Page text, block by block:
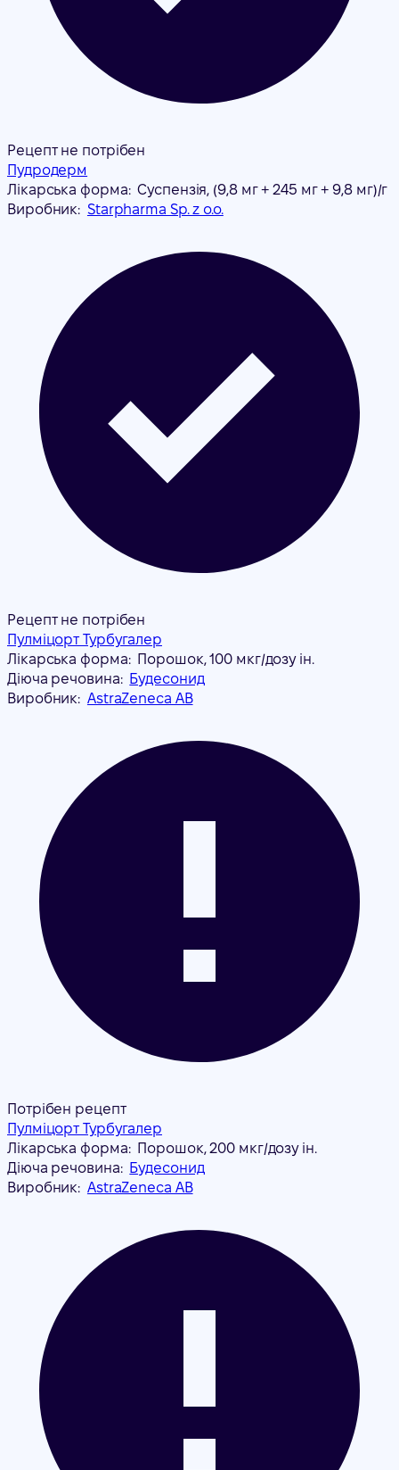
Рецепт не потрібен
Пудродерм
Лікарська форма: Суспензія, (9,8 мг + 245 мг + 9,8 мг)/г
Виробник: Starpharma Sp. z o.o.
Рецепт не потрібен
Пулміцорт Турбугалер
Лікарська форма: Порошок, 100 мкг/дозу ін.
Діюча речовина: Будесонид
Виробник: AstraZeneca AB
Потрібен рецепт
Пулміцорт Турбугалер
Лікарська форма: Порошок, 200 мкг/дозу ін.
Діюча речовина: Будесонид
Виробник: AstraZeneca AB